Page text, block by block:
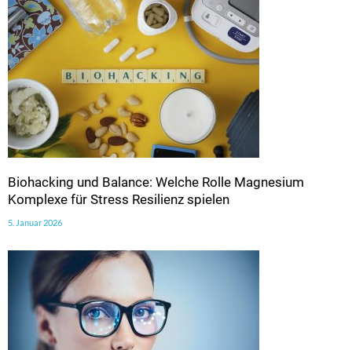
Biohacking und Balance: Welche Rolle Magnesium
Komplexe für Stress Resilienz spielen
5. Januar 2026